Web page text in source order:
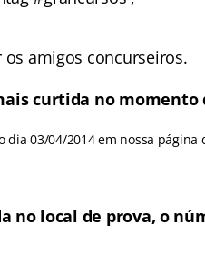
amigos concurseiros.
curtida no momento
dia 03/04/2014 em nossa página
no local de prova, o